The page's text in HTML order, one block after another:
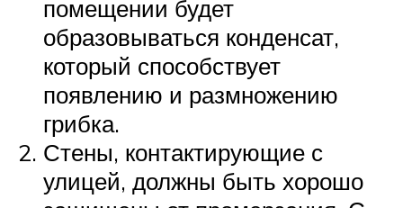
помещении будет
образовываться конденсат,
который способствует
появлению и размножению
грибка.
Стены, контактирующие с
улицей, должны быть хорошо